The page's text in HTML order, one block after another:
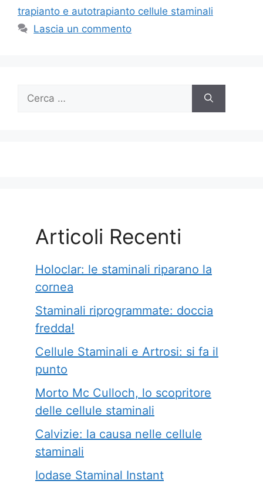
trapianto e autotrapianto cellule staminali
Lascia un commento
per:
Articoli Recenti
Holoclar: le staminali riparano la
cornea
Staminali riprogrammate: doccia
fredda!
Cellule Staminali e Artrosi: si fa il
punto
Morto Mc Culloch, lo scopritore
delle cellule staminali
Calvizie: la causa nelle cellule
staminali
Iodase Staminal Instant